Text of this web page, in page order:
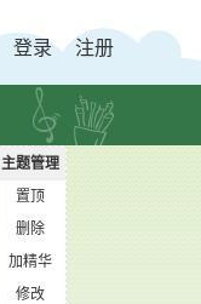
登录 注册
主题管理
置顶
删除
加精华
修改